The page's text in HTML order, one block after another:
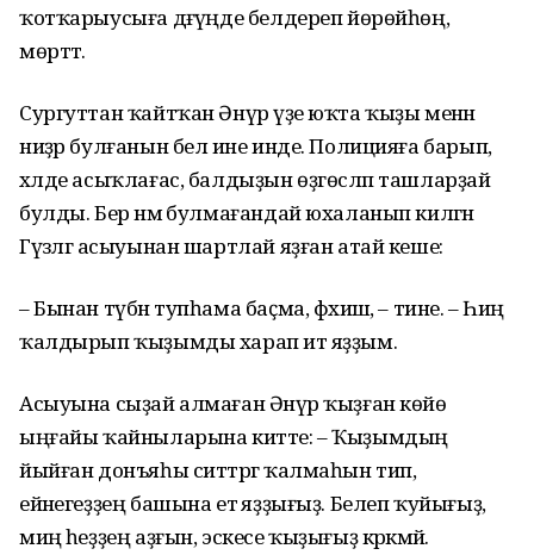
ҡотҡарыусыға дәғүәңде белдереп йөрөйһөң,
мөртәт.
Сургуттан ҡайтҡан Әнүәр үҙе юҡта ҡыҙы менән
ниҙәр булғанын белә ине инде. Полицияға барып,
хәлде асыҡлағас, балдыҙын өҙгөсләп ташларҙай
булды. Бер нәмә булмағандай юхаланып килгән
Гүзәлгә асыуынан шартлай яҙған атай кеше:
– Бынан түбән тупһама баҫма, фәхишә, – тине. – Һиңә
ҡалдырып ҡыҙымды харап итә яҙҙым.
Асыуына сыҙай алмаған Әнүәр ҡыҙған көйө
ыңғайы ҡайныларына китте: – Ҡыҙымдың
йыйған донъяһы ситтәргә ҡалмаһын тип,
ейәнегеҙҙең башына етә яҙҙығыҙ. Белеп ҡуйығыҙ,
миңә һеҙҙең аҙғын, эскесе ҡыҙығыҙ кәрәкмәй.